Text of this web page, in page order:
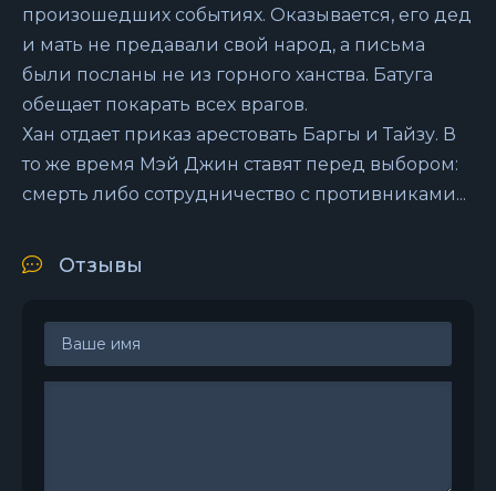
произошедших событиях. Оказывается, его дед
и мать не предавали свой народ, а письма
были посланы не из горного ханства. Батуга
обещает покарать всех врагов.
Хан отдает приказ арестовать Баргы и Тайзу. В
то же время Мэй Джин ставят перед выбором:
смерть либо сотрудничество с противниками...
Отзывы